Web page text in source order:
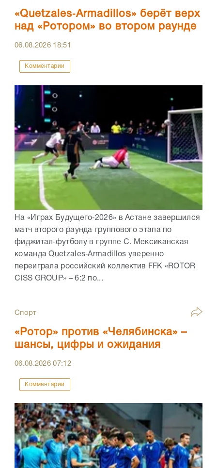
«Quetzales‑Armadillos» берёт верх
над «Ротором» во втором раунде
06.08.2026 18:51
Комментарии
На «Играх Будущего‑2026» в Астане завершился
матч второго раунда группового этапа по
фиджитал‑футболу в группе C. Мексиканская
команда Quetzales‑Armadillos уверенно
переиграла российский коллектив FFK «ROTOR
CISS GROUP» – 6:2 по...
Спорт
«Ротор» против «Челябинска» –
шансы, цифры и ожидания
06.08.202607:12
Комментарии